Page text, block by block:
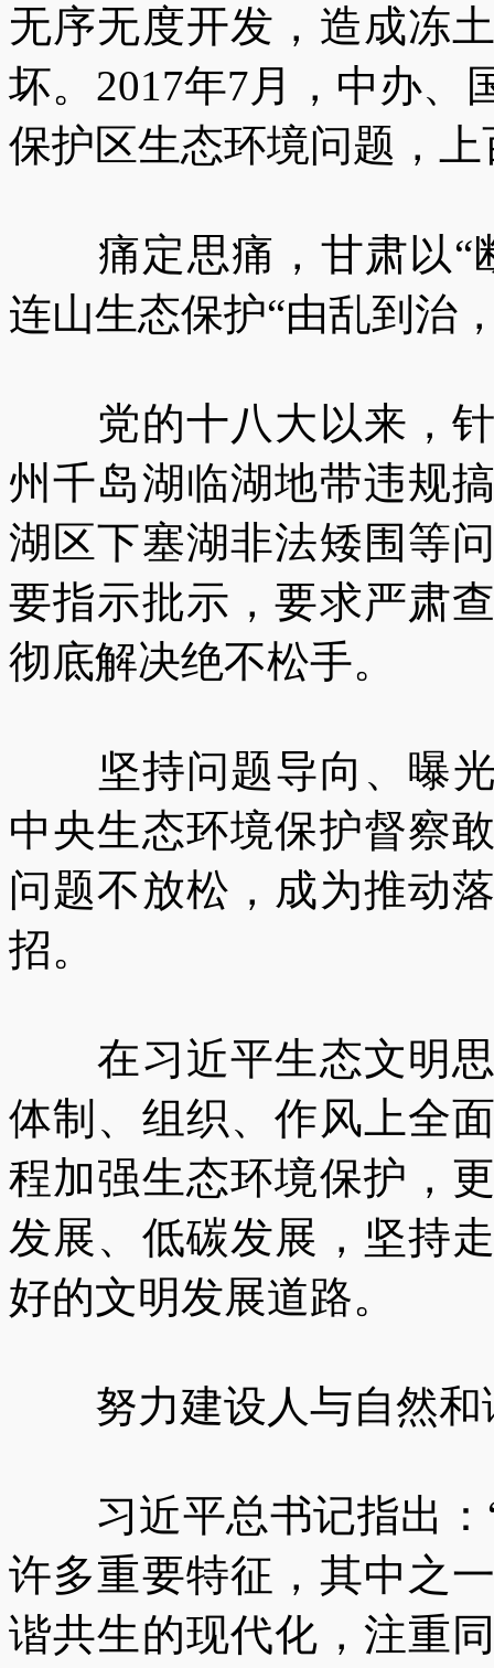
无序无度开发，造成冻
坏。2017年7月，中办、
保护区生态环境问题，
痛定思痛，甘肃以“
连山生态保护“由乱到治
党的十八大以来，针
州千岛湖临湖地带违规
湖区下塞湖非法矮围等
要指示批示，要求严肃
彻底解决绝不松手。
坚持问题导向、曝
中央生态环境保护督察
问题不放松，成为推动
招。
在习近平生态文明思
体制、组织、作风上全
程加强生态环境保护，
发展、低碳发展，坚持
好的文明发展道路。
努力建设人与自然和
习近平总书记指出：“
许多重要特征，其中之
谐共生的现代化，注重